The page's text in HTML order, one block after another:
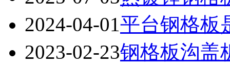
2024-04-01平台钢格板
2023-02-23钢格板沟盖